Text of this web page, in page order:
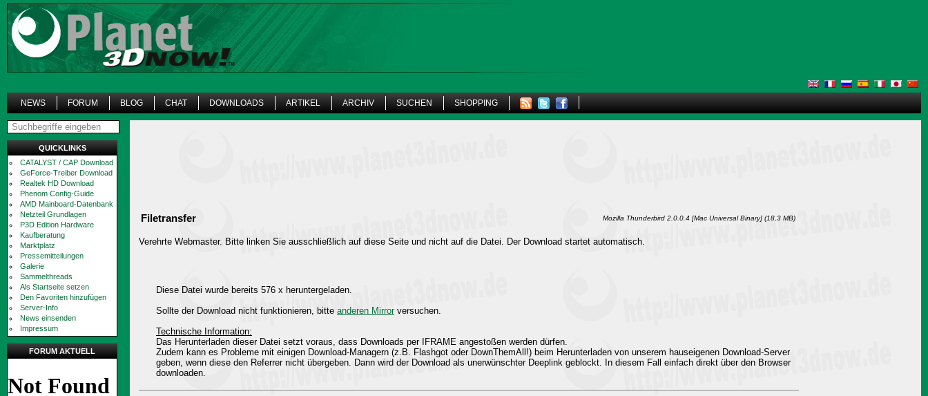
NEWS FORUM BLOG CHAT DOWNLOADS ARTIKEL ARCHIV SUCHEN SHOPPING
QUICKLINKS
CATALYST / CAP Download
GeForce-Treiber Download
Realtek HD Download
Phenom Config-Guide
AMD Mainboard-Datenbank
Netzteil Grundlagen
P3D Edition Hardware
Kaufberatung
Marktplatz
Pressemitteilungen
Galerie
Sammelthreads
Als Startseite setzen
Den Favoriten hinzufügen
Server-Info
News einsenden
Impressum
FORUM AKTUELL
Filetransfer Mozilla Thunderbird 2.0.0.4 [Mac Universal Binary] (18,3 MB)
Verehrte Webmaster. Bitte linken Sie ausschließlich auf diese Seite und nicht auf die Datei. Der Download startet automatisch.
Diese Datei wurde bereits 576 x heruntergeladen.
Sollte der Download nicht funktionieren, bitte anderen Mirrorversuchen.
Technische Information:
Das Herunterladen dieser Datei setzt voraus, dass Downloads per IFRAME angestoßen werden dürfen.
Zudem kann es Probleme mit einigen Download-Managern (z.B. Flashgot oder DownThemAll!) beim Herunterladen von unserem hauseigenen Download-Server
geben, wenn diese den Referrer nicht übergeben. Dann wird der Download als unerwünschter Deeplink geblockt. In diesem Fall einfach direkt über den Browser
downloaden.